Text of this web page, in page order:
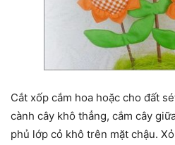
Cắt xốp cắm hoa hoặc cho đất
cành cây khô thẳng, cắm cây
phủ lớp cỏ khô trên mặt chậu.